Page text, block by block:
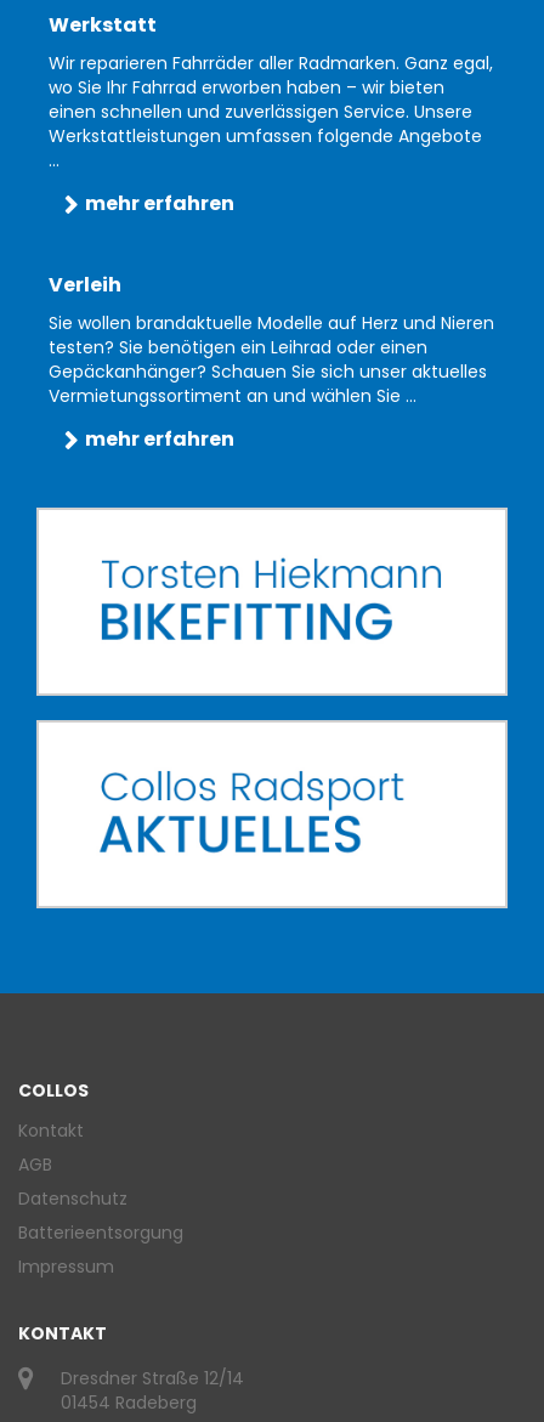
Werkstatt
Wir reparieren Fahrräder aller Radmarken. Ganz egal,
wo Sie Ihr Fahrrad erworben haben – wir bieten
einen schnellen und zuverlässigen Service. Unsere
Werkstattleistungen umfassen folgende Angebote
...
mehr erfahren
Verleih
Sie wollen brandaktuelle Modelle auf Herz und Nieren
testen? Sie benötigen ein Leihrad oder einen
Gepäckanhänger? Schauen Sie sich unser aktuelles
Vermietungssortiment an und wählen Sie ...
mehr erfahren
COLLOS
Kontakt
AGB
Datenschutz
Batterieentsorgung
Impressum
KONTAKT
Dresdner Straße 12/14
01454 Radeberg